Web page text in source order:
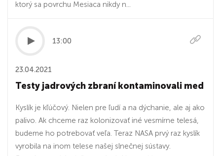
ktorý sa povrchu Mesiaca nikdy n...
13:00
23.04.2021
Testy jadrových zbraní kontaminovali med
Kyslík je kľúčový. Nielen pre ľudí a na dýchanie, ale aj ako
palivo. Ak chceme raz kolonizovať iné vesmírne telesá,
budeme ho potrebovať veľa. Teraz NASA prvý raz kyslík
vyrobila na inom telese našej slnečnej sústavy.